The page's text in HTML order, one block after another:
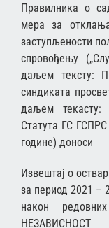
Правилника о
мера за
заступљености
спровођењу
даљем тексту:
синдиката
даљем
Статута ГС
године) доноси
Извештај о
за период 2021 –
након
НЕЗАВИСНОСТ